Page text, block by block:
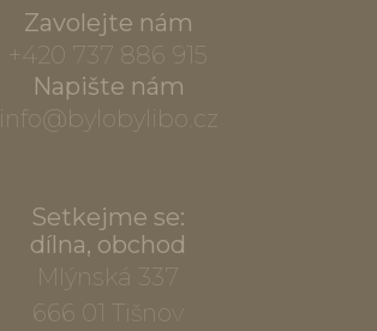
Zavolejte nám
+420 737 886 915
Napište nám
info@bylobylibo.cz
Setkejme se:
dílna, obchod
Mlýnská 337
666 01 Tišnov